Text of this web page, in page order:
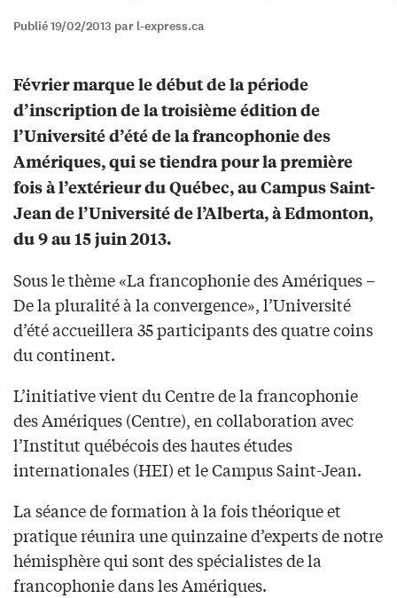
Publié 19/02/2013 par l-express.ca
Février marque le début de la période
d’inscription de la troisième édition de
l’Université d’été de la francophonie des
Amériques, qui se tiendra pour la première
fois à l’extérieur du Québec, au Campus Saint-
Jean de l’Université de l’Alberta, à Edmonton,
du 9 au 15 juin 2013.
Sous le thème «La francophonie des Amériques –
De la pluralité à la convergence», l’Université
d’été accueillera 35 participants des quatre coins
du continent.
L’initiative vient du Centre de la francophonie
des Amériques (Centre), en collaboration avec
l’Institut québécois des hautes études
internationales (HEI) et le Campus Saint-Jean.
La séance de formation à la fois théorique et
pratique réunira une quinzaine d’experts de notre
hémisphère qui sont des spécialistes de la
francophonie dans les Amériques.